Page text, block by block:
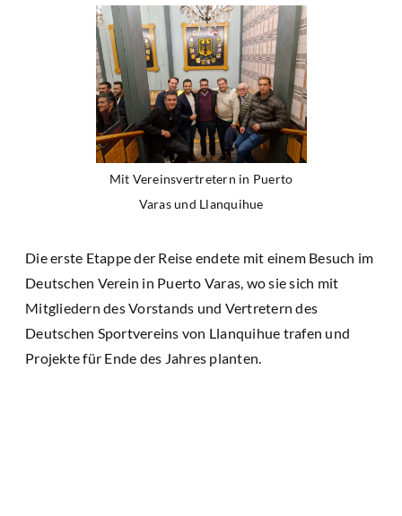
Mit Vereinsvertretern in Puerto
Varas und Llanquihue
Die erste Etappe der Reise endete mit einem Besuch im
Deutschen Verein in Puerto Varas, wo sie sich mit
Mitgliedern des Vorstands und Vertretern des
Deutschen Sportvereins von Llanquihue trafen und
Projekte für Ende des Jahres planten.